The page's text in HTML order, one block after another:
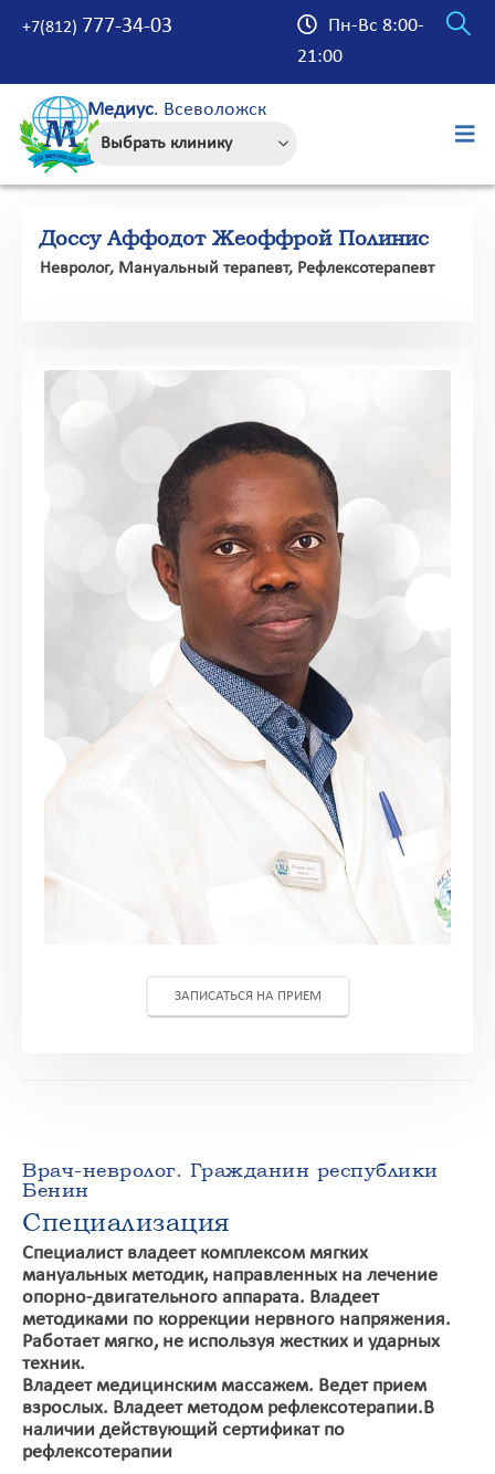
+7(812) 777-34-03
Пн-Вс 8:00-
21:00
Медиус. Всеволожск
Доссу Аффодот Жеоффрой Полинис
Невролог, Мануальный терапевт, Рефлексотерапевт
ЗАПИСАТЬСЯ НА ПРИЕМ
Врач-невролог. Гражданин республики
Бенин
Специализация
Специалист владеет комплексом мягких
мануальных методик, направленных на лечение
опорно-двигательного аппарата. Владеет
методиками по коррекции нервного напряжения.
Работает мягко, не используя жестких и ударных
техник.
Владеет медицинским массажем. Ведет прием
взрослых. Владеет методом рефлексотерапии.В
наличии действующий сертификат по
рефлексотерапии